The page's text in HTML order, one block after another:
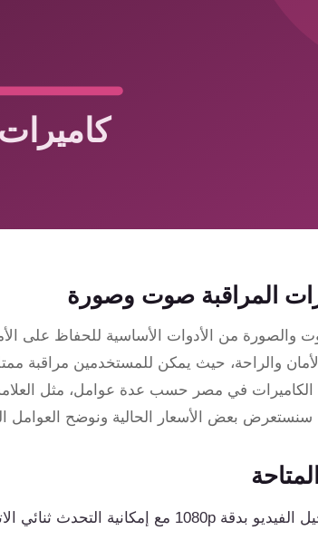
المراقبة صوت وصورة
والصورة من الأدوات الأساسية للحفاظ على
والراحة، حيث يمكن للمستخدمين مراقبة
في مصر حسب عدة عوامل، مثل العلامة
سنستعرض بعض الأسعار الحالية ونوضح العوامل